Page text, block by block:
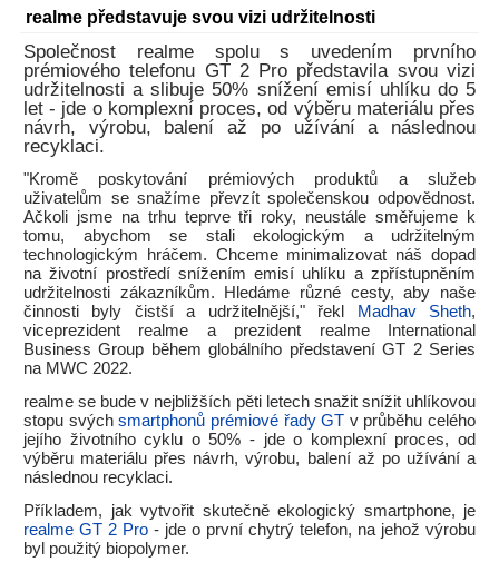
realme představuje svou vizi udržitelnosti
Společnost realme spolu s uvedením prvního
prémiového telefonu GT 2 Pro představila svou vizi
udržitelnosti a slibuje 50% snížení emisí uhlíku do 5
let - jde o komplexní proces, od výběru materiálu přes
návrh, výrobu, balení až po užívání a následnou
recyklaci.
"Kromě poskytování prémiových produktů a služeb
uživatelům se snažíme převzít společenskou odpovědnost.
Ačkoli jsme na trhu teprve tři roky, neustále směřujeme k
tomu, abychom se stali ekologickým a udržitelným
technologickým hráčem. Chceme minimalizovat náš dopad
na životní prostředí snížením emisí uhlíku a zpřístupněním
udržitelnosti zákazníkům. Hledáme různé cesty, aby naše
činnosti byly čistší a udržitelnější," řekl
Madhav Sheth,
viceprezident realme a prezident realme International
Business Group během globálního představení GT 2 Series
na MWC 2022.
realme se bude v nejbližších pěti letech snažit snížit uhlíkovou
stopu svýchsmartphonů prémiové řady GT v průběhu celého
jejího životního cyklu o 50% - jde o komplexní proces, od
výběru materiálu přes návrh, výrobu, balení až po užívání a
následnou recyklaci.
Příkladem, jak vytvořit skutečně ekologický smartphone, je
realme GT 2 Pro - jde o první chytrý telefon, na jehož výrobu
byl použitý biopolymer.